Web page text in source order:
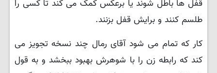
قفل ها باطل شوند یا برعکس کمک می کند تا کسی را
طلسم کنند و برایش قفل بزنند.
کار که تمام می شود آقای رمال چند نسخه تجویز می
کند که رابطه زن را با شوهرش بهبود ببخشد و به قول